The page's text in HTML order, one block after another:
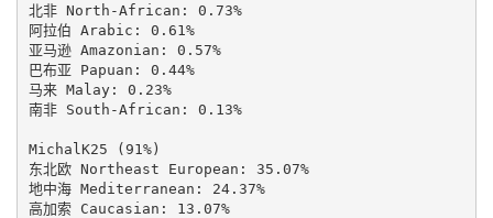
北非 North-African: 0.73%
阿拉伯 Arabic: 0.61%
亚马逊 Amazonian: 0.57%
巴布亚 Papuan: 0.44%
马来 Malay: 0.23%
南非 South-African: 0.13%
MichalK25 (91%)
东北欧 Northeast European: 35.07%
地中海 Mediterranean: 24.37%
高加索 Caucasian: 13.07%